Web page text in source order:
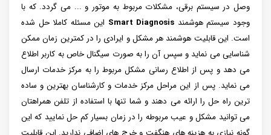
وصل در سیستم برقی، مشکلات مربوط به موتور و ... می گردد. که با
وجود سیستم هوشمند Smart Diagnosis این مسئله کاملا حل شده
است. این قابلیت هوشمند هر مشکل و ایرادی را در کمترین زمان ممکن
شناسایی می نماید و سپس آن را به صورت سیگنال خاص به کاربر اطلاع
می دهد و پس از اطلاع رسانی مشکل مربوط را به مرکز خدمات ارسال
می نماید. پس از این مراحل مرکز خدمات و کارشناسان بهترین و ساده
ترین راه حل را ارائه می دهند و شما تنها با استفاده از تلفن همراهتان
می توانید مشکل و عیب مربوطه را در زمان بسیار کم حل نمایید که این